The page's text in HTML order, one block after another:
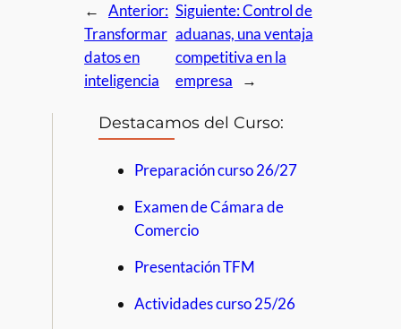
←
Anterior:
Transformar
datos en
inteligencia
Siguiente:Control de
aduanas, una ventaja
competitiva en la
empresa
→
Destacamos del Curso:
Preparación curso 26/27
Examen de Cámara de
Comercio
Presentación TFM
Actividades curso 25/26